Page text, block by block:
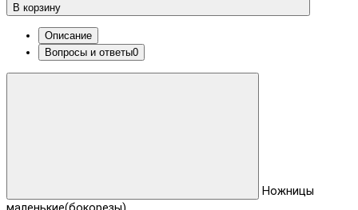
В корзину
Описание
Вопросы и ответы0
Ножницы